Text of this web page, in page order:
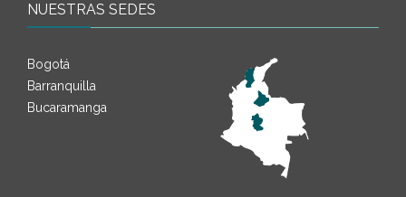
NUESTRAS SEDES
Bogotá
Barranquilla
Bucaramanga